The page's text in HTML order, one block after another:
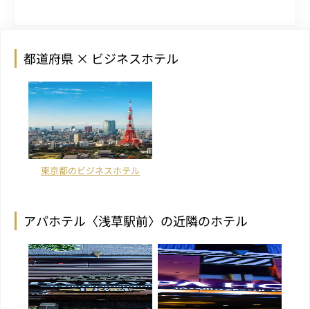
都道府県 × ビジネスホテル
東京都のビジネスホテル
アパホテル〈浅草駅前〉の近隣のホテル